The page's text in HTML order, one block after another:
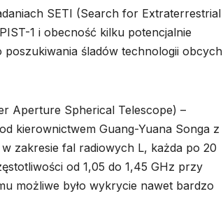
SETI (Search for Extraterrestrial
1 i obecność kilku potencjalnie
śladów technologii obcych
Aperture Spherical Telescope) –
kierownictwem Guang-Yuana Songa z
zakresie fal radiowych L, każda po 20
od 1,05 do 1,45 GHz przy
możliwe było wykrycie nawet bardzo